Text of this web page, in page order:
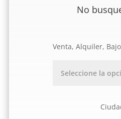
No
Venta, Alquiler,